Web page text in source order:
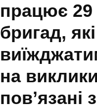
працює 29
бригад, які
на виклики
пов’язані з